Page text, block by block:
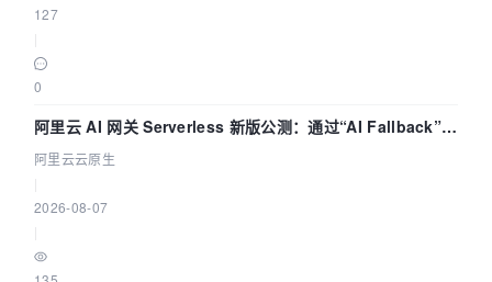
127
0
阿里云 AI 网关 Serverless 新版公测：通过“AI Fallback”与
拓扑可视化构建 AI 流量治理底座
阿里云云原生
2026-08-07